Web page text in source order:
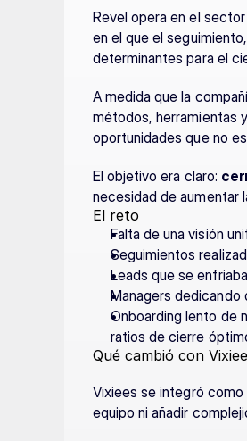
Revel opera en el
en el que el
determinantes para el
A medida que la
métodos, herramientas
oportunidades que no
El objetivo era claro:
necesidad de aumentar
El reto
Falta de una visión
Seguimientos
Leads que se
Managers dedicando
Onboarding lento de
ratios de cierre
Qué cambió con
Vixiees se integró
equipo ni añadir